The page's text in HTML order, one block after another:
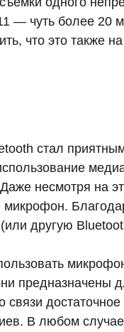
— чуть более 20
что это также
стал
несмотря на
микрофон.
другую
предназначены
связи
В любом